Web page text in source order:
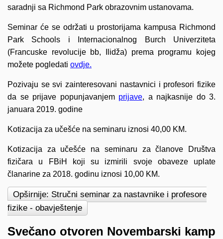
saradnji sa Richmond Park obrazovnim ustanovama.
Seminar će se održati u prostorijama kampusa Richmond
Park Schools i Internacionalnog Burch Univerziteta
(Francuske revolucije bb, Ilidža) prema programu kojeg
možete pogledati ovdje.
Pozivaju se svi zainteresovani nastavnici i profesori fizike
da se prijave popunjavanjem prijave, a najkasnije do 3.
januara 2019. godine
Kotizacija za učešće na seminaru iznosi 40,00 KM.
Kotizacija za učešće na seminaru za članove Društva
fizičara u FBiH koji su izmirili svoje obaveze uplate
članarine za 2018. godinu iznosi 10,00 KM.
Opširnije: Stručni seminar za nastavnike i profesore
fizike - obavještenje
Svečano otvoren Novembarski kamp